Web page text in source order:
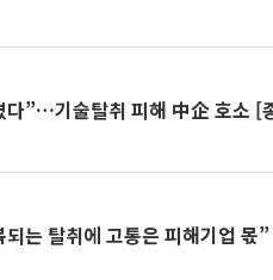
다”…기술탈취 피해 中企 호소 [
는 탈취에 고통은 피해기업 몫”